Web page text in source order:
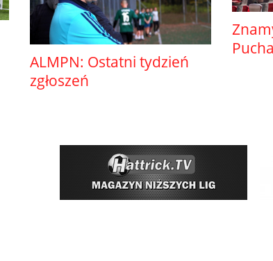
ALMPN: Ostatni tydzień
zgłoszeń